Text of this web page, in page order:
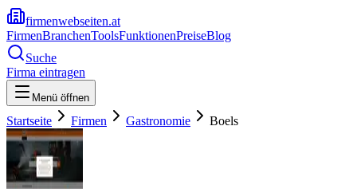
firmenwebseiten.at
FirmenBranchenToolsFunktionenPreiseBlog
Suche
Firma eintragen
Menü öffnen
Startseite Firmen Gastronomie Boels